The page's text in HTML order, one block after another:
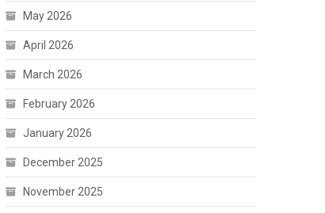
May 2026
April 2026
March 2026
February 2026
January 2026
December 2025
November 2025